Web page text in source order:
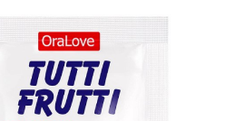
для игр